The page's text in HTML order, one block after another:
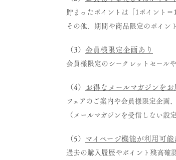
貯まったポイントは「1ポイント
その他、期間や商品限定のポイン
（3） 会員様限定企画あり
会員様限定のシークレットセール
（4） お得なメールマガジンをお
フェアのご案内や会員様限定企画
（メールマガジンを受信しない設
（5） マイページ機能が利用可能
過去の購入履歴やポイント残高確